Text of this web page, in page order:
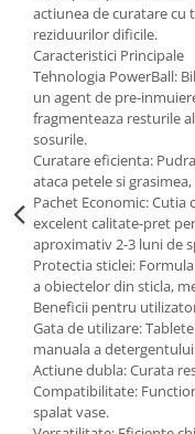
actiunea de curatare cu
reziduurilor dificile.
Caracteristici Principale
Tehnologia PowerBall:
un agent de pre-
fragmenteaza resturile
sosurile.
Curatare eficienta:
ataca petele si
Pachet Economic:
excelent calitate-pret
aproximativ 2-3 luni de
Protectia sticlei:
a obiectelor din sticla,
Beneficii pentru
Gata de utilizare:
manuala a
Actiune dubla: Curata
Compatibilitate:
spalat vase.